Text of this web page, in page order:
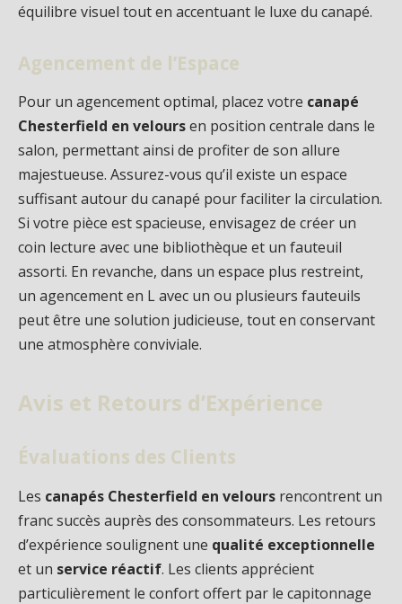
équilibre visuel tout en accentuant le luxe du canapé.
Agencement de l’Espace
Pour un agencement optimal, placez votre canapé
Chesterfield en veloursen position centrale dans le
salon, permettant ainsi de profiter de son allure
majestueuse. Assurez-vous qu’il existe un espace
suffisant autour du canapé pour faciliter la circulation.
Si votre pièce est spacieuse, envisagez de créer un
coin lecture avec une bibliothèque et un fauteuil
assorti. En revanche, dans un espace plus restreint,
un agencement en L avec un ou plusieurs fauteuils
peut être une solution judicieuse, tout en conservant
une atmosphère conviviale.
Avis et Retours d’Expérience
Évaluations des Clients
Les canapés Chesterfield en velours rencontrent un
franc succès auprès des consommateurs. Les retours
d’expérience soulignent une qualité exceptionnelle
et un service réactif. Les clients apprécient
particulièrement le confort offert par le capitonnage